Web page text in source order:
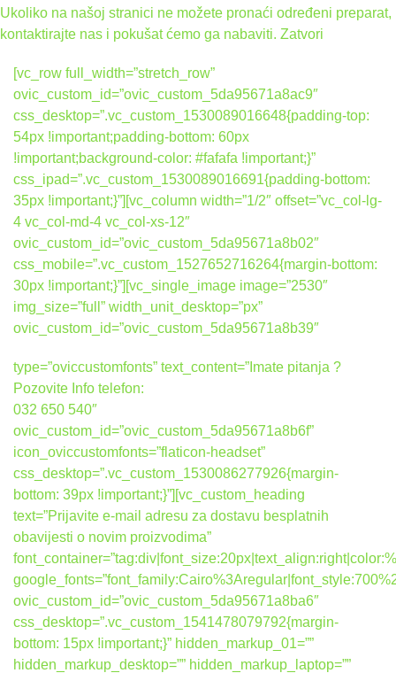
Ukoliko na našoj stranici ne možete pronaći određeni preparat,
kontaktirajte nas i pokušat ćemo ga nabaviti. Zatvori
[vc_row full_width=”stretch_row”
ovic_custom_id=”ovic_custom_5da95671a8ac9″
css_desktop=”.vc_custom_1530089016648{padding-top:
54px !important;padding-bottom: 60px
!important;background-color: #fafafa !important;}”
css_ipad=”.vc_custom_1530089016691{padding-bottom:
35px !important;}”][vc_column width=”1/2″ offset=”vc_col-lg-
4 vc_col-md-4 vc_col-xs-12″
ovic_custom_id=”ovic_custom_5da95671a8b02″
css_mobile=”.vc_custom_1527652716264{margin-bottom:
30px !important;}”][vc_single_image image=”2530″
img_size=”full” width_unit_desktop=”px”
ovic_custom_id=”ovic_custom_5da95671a8b39″
type=”oviccustomfonts” text_content=”Imate pitanja ?
Pozovite Info telefon:
032 650 540″
ovic_custom_id=”ovic_custom_5da95671a8b6f”
icon_oviccustomfonts=”flaticon-headset”
css_desktop=”.vc_custom_1530086277926{margin-
bottom: 39px !important;}”][vc_custom_heading
text=”Prijavite e-mail adresu za dostavu besplatnih
obavijesti o novim proizvodima”
ovic_custom_id=”ovic_custom_5da95671a8ba6″
css_desktop=”.vc_custom_1541478079792{margin-
bottom: 15px !important;}” hidden_markup_01=””
hidden_markup_desktop=”” hidden_markup_laptop=””